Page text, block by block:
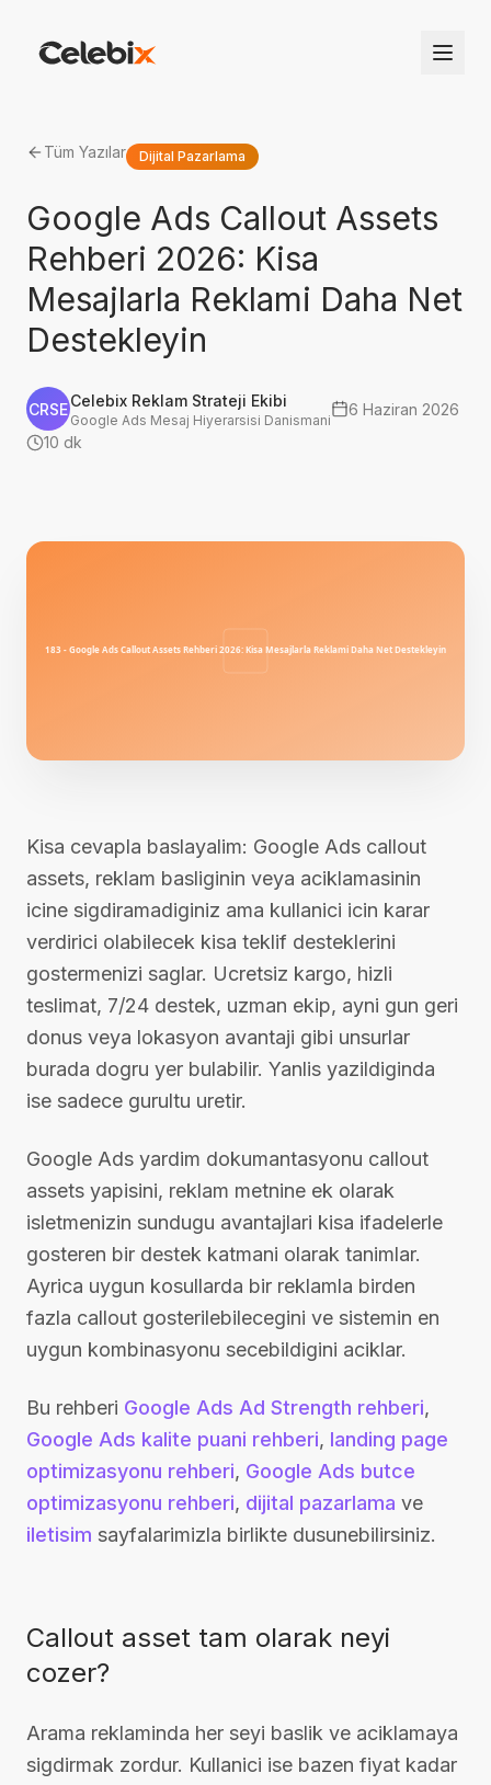
Tüm Yazılar Dijital Pazarlama
Google Ads Callout Assets
Rehberi 2026: Kisa
Mesajlarla Reklami Daha Net
Destekleyin
CRSECelebix Reklam Strateji Ekibi
Google Ads Mesaj Hiyerarsisi Danismani
6 Haziran 2026
10 dk
Kisa cevapla baslayalim: Google Ads callout
assets, reklam basliginin veya aciklamasinin
icine sigdiramadiginiz ama kullanici icin karar
verdirici olabilecek kisa teklif desteklerini
gostermenizi saglar. Ucretsiz kargo, hizli
teslimat, 7/24 destek, uzman ekip, ayni gun geri
donus veya lokasyon avantaji gibi unsurlar
burada dogru yer bulabilir. Yanlis yazildiginda
ise sadece gurultu uretir.
Google Ads yardim dokumantasyonu callout
assets yapisini, reklam metnine ek olarak
isletmenizin sundugu avantajlari kisa ifadelerle
gosteren bir destek katmani olarak tanimlar.
Ayrica uygun kosullarda bir reklamla birden
fazla callout gosterilebilecegini ve sistemin en
uygun kombinasyonu secebildigini aciklar.
Bu rehberi Google Ads Ad Strength rehberi,
Google Ads kalite puani rehberi, landing page
optimizasyonu rehberi, Google Ads butce
optimizasyonu rehberi, dijital pazarlama ve
iletisim sayfalarimizla birlikte dusunebilirsiniz.
Callout asset tam olarak neyi
cozer?
Arama reklaminda her seyi baslik ve aciklamaya
sigdirmak zordur. Kullanici ise bazen fiyat kadar